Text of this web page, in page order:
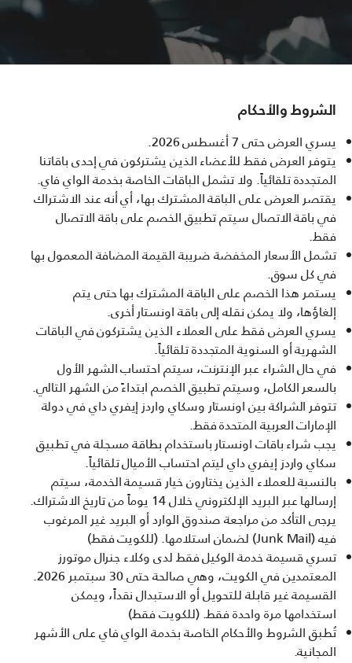
الشروط والأحكام
يسري العرض حتى 7 أغسطس 2026.
يتوفر العرض فقط للأعضاء الذين يشتركون في إحدى باقاتنا
المتجددة تلقائياً. ولا تشمل الباقات الخاصة بخدمة الواي فاي.
يقتصر العرض على الباقة المشترك بها، أي أنه عند الاشتراك
في باقة الاتصال سيتم تطبيق الخصم على باقة الاتصال
فقط.
تشمل الأسعار المخفضة ضريبة القيمة المضافة المعمول بها
في كل سوق.
يستمر هذا الخصم على الباقة المشترك بها حتى يتم
إلغاؤها، ولا يمكن نقله إلى باقة اونستار أخرى.
يسري العرض فقط على العملاء الذين يشتركون في الباقات
الشهرية أو السنوية المتجددة تلقائياً.
في حال الشراء عبر الإنترنت، سيتم احتساب الشهر الأول
بالسعر الكامل، وسيتم تطبيق الخصم ابتداءً من الشهر التالي.
تتوفر الشراكة بين اونستار وسكاي واردز إيفري داي في دولة
الإمارات العربية المتحدة فقط.
يجب شراء باقات اونستار باستخدام بطاقة مسجلة في تطبيق
سكاي واردز إيفري داي ليتم احتساب الأميال تلقائياً.
بالنسبة للعملاء الذين يختارون خيار قسيمة الخدمة، سيتم
إرسالها عبر البريد الإلكتروني خلال 14 يوماً من تاريخ الاشتراك.
يرجى التأكد من مراجعة صندوق الوارد أو البريد غير المرغوب
فيه (Junk Mail) لضمان استلامها. (للكويت فقط)
تسري قسيمة خدمة الوكيل فقط لدى وكلاء جنرال موتورز
المعتمدين في الكويت، وهي صالحة حتى 30 سبتمبر 2026.
القسيمة غير قابلة للتحويل أو الاستبدال نقداً، ويمكن
استخدامها مرة واحدة فقط. (للكويت فقط)
تُطبق الشروط والأحكام الخاصة بخدمة الواي فاي على الأشهر
المجانية.